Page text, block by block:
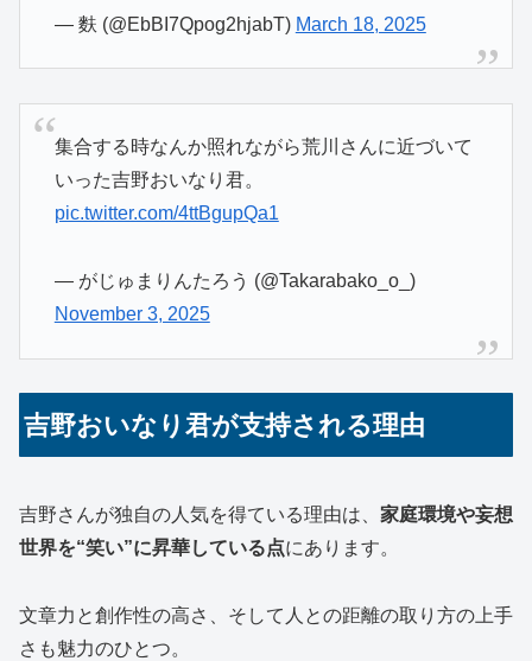
— 麩 (@EbBI7Qpog2hjabT) March 18, 2025
集合する時なんか照れながら荒川さんに近づいて
いった吉野おいなり君。
pic.twitter.com/4ttBgupQa1
— がじゅまりんたろう (@Takarabako_o_)
November 3, 2025
吉野おいなり君が支持される理由
吉野さんが独自の人気を得ている理由は、 家庭環境や妄想
世界を“笑い”に昇華している点にあります。
文章力と創作性の高さ、そして人との距離の取り方の上手
さも魅力のひとつ。